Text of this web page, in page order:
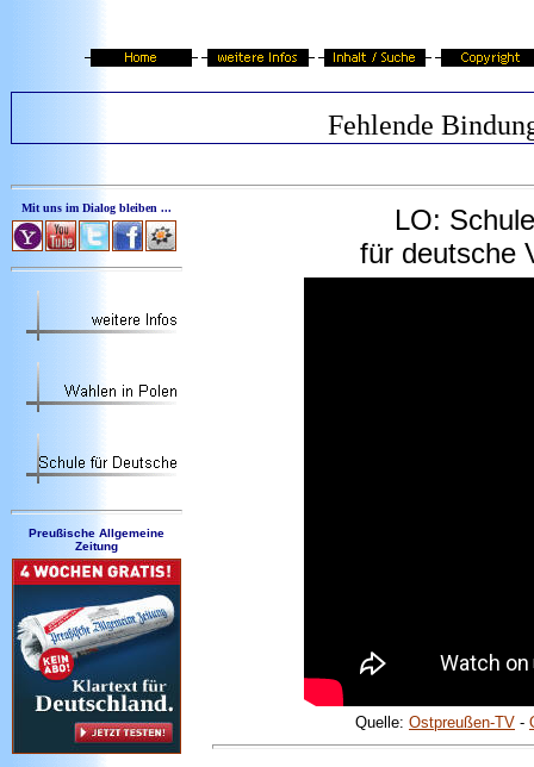
Fehlende
Mit uns im Dialog bleiben ...
Preußische Allgemeine
Zeitung
LO:
für deutsche
Quelle: Ostpreußen-TV -